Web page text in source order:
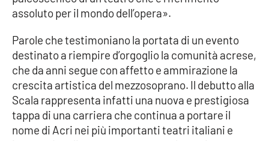
Le perfidie di Antonella Grippo
Venti di comunicazione
STREAMING
LaC TV
assoluto per il mondo dell’opera».
Parole che testimoniano la portata di un evento
destinato a riempire d’orgoglio la comunità acrese,
che da anni segue con affetto e ammirazione la
crescita artistica del mezzosoprano. Il debutto alla
Scala rappresenta infatti una nuova e prestigiosa
tappa di una carriera che continua a portare il
nome di Acri nei più importanti teatri italiani e